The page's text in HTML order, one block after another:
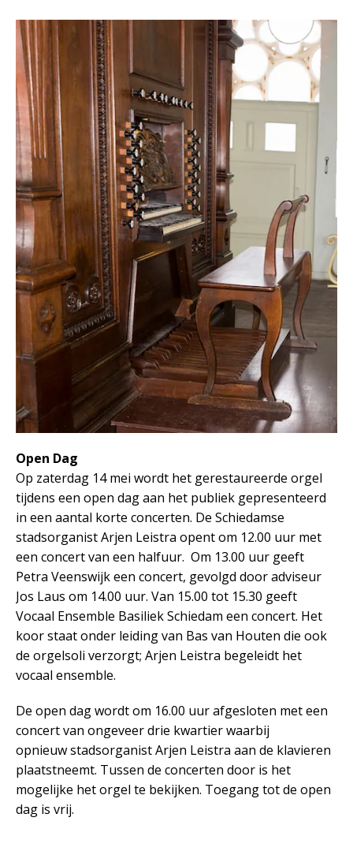
Open Dag
Op zaterdag 14 mei wordt het gerestaureerde orgel
tijdens een open dag aan het publiek gepresenteerd
in een aantal korte concerten. De Schiedamse
stadsorganist Arjen Leistra opent om 12.00 uur met
een concert van een halfuur. Om 13.00 uur geeft
Petra Veenswijk een concert, gevolgd door adviseur
Jos Laus om 14.00 uur. Van 15.00 tot 15.30 geeft
Vocaal Ensemble Basiliek Schiedam een concert. Het
koor staat onder leiding van Bas van Houten die ook
de orgelsoli verzorgt; Arjen Leistra begeleidt het
vocaal ensemble.
De open dag wordt om 16.00 uur afgesloten met een
concert van ongeveer drie kwartier waarbij
opnieuw stadsorganist Arjen Leistra aan de klavieren
plaatstneemt. Tussen de concerten door is het
mogelijke het orgel te bekijken. Toegang tot de open
dag is vrij.